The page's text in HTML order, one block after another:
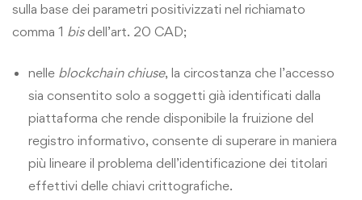
sulla base dei parametri positivizzati nel richiamato
comma 1 bis dell’art. 20 CAD;
nelle blockchain chiuse, la circostanza che l’accesso
sia consentito solo a soggetti già identificati dalla
piattaforma che rende disponibile la fruizione del
registro informativo, consente di superare in maniera
più lineare il problema dell’identificazione dei titolari
effettivi delle chiavi crittografiche.